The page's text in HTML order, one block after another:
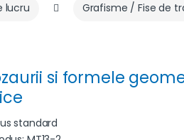
lucru
Grafisme / Fise de
si formele
standard